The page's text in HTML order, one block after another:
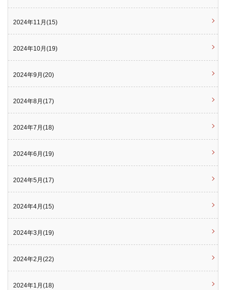
2024年11月(15)
2024年10月(19)
2024年9月(20)
2024年8月(17)
2024年7月(18)
2024年6月(19)
2024年5月(17)
2024年4月(15)
2024年3月(19)
2024年2月(22)
2024年1月(18)